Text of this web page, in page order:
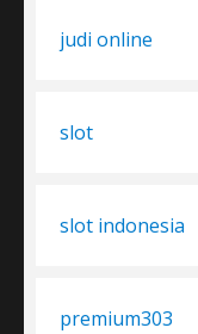
judi online
slot
slot indonesia
premium303